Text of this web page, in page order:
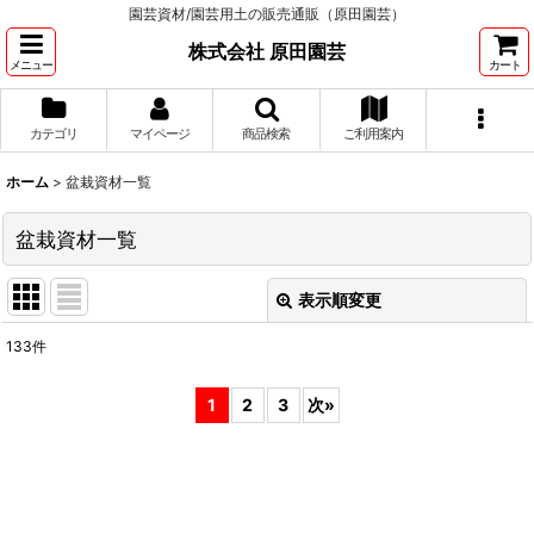
園芸資材/園芸用土の販売通販（原田園芸）
メニュー
株式会社 原田園芸
カート
カテゴリ マイページ 商品検索 ご利用案内
ホーム > 盆栽資材一覧
盆栽資材一覧
表示順変更
133件
1 2 3 次»